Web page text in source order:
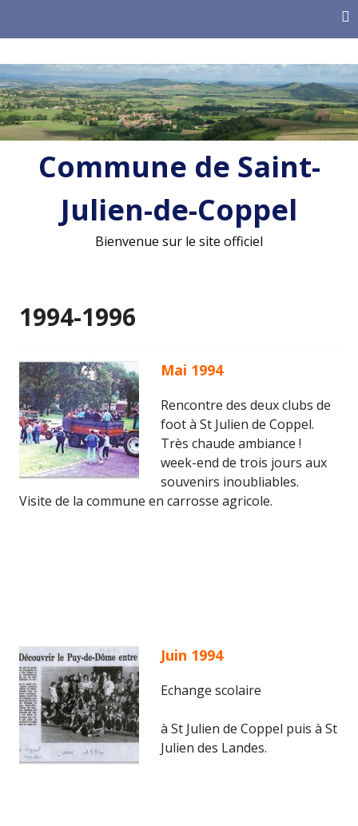
Commune de Saint-
Julien-de-Coppel
Bienvenue sur le site officiel
1994-1996
Mai 1994
Rencontre des deux clubs de
foot à St Julien de Coppel.
Très chaude ambiance !
week-end de trois jours aux
souvenirs inoubliables.
Visite de la commune en carrosse agricole.
Juin 1994
Echange scolaire
à St Julien de Coppel puis à St
Julien des Landes.